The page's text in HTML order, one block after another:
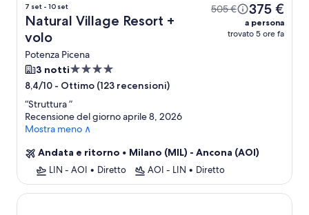
7 set - 10 set
Natural Village Resort +
volo
Potenza Picena
505 € 375 €
a persona
trovato 5 ore fa
3 nottiStruttura
a
4.0
stelle
8,4/10 - Ottimo (123 recensioni)
“Struttura”
Recensione del giorno aprile 8, 2026
Mostra meno ∧
Andata e ritorno • Milano (MIL) - Ancona (AOI)
LIN - AOI • Diretto AOI - LIN • Diretto
V Hotel